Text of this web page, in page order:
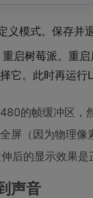
义模式。保存并
重启树莓派。重
它。此时再运
的帧缓冲区，
屏（因为物理
后的显示效果
声音